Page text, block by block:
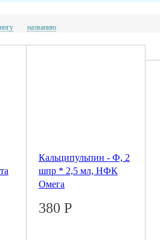
названию
Кальципульпин - Ф, 2
шпр * 2,5 мл, НФК
Омега
380 Р